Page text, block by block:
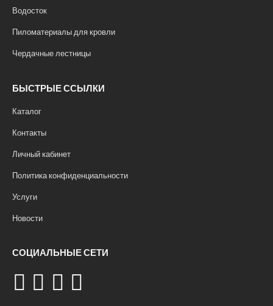
Водосток
Пиломатериалы для кровли
Чердачные лестницы
БЫСТРЫЕ ССЫЛКИ
Каталог
Контакты
Личный кабинет
Политика конфиденциальности
Услуги
Новости
СОЦИАЛЬНЫЕ СЕТИ